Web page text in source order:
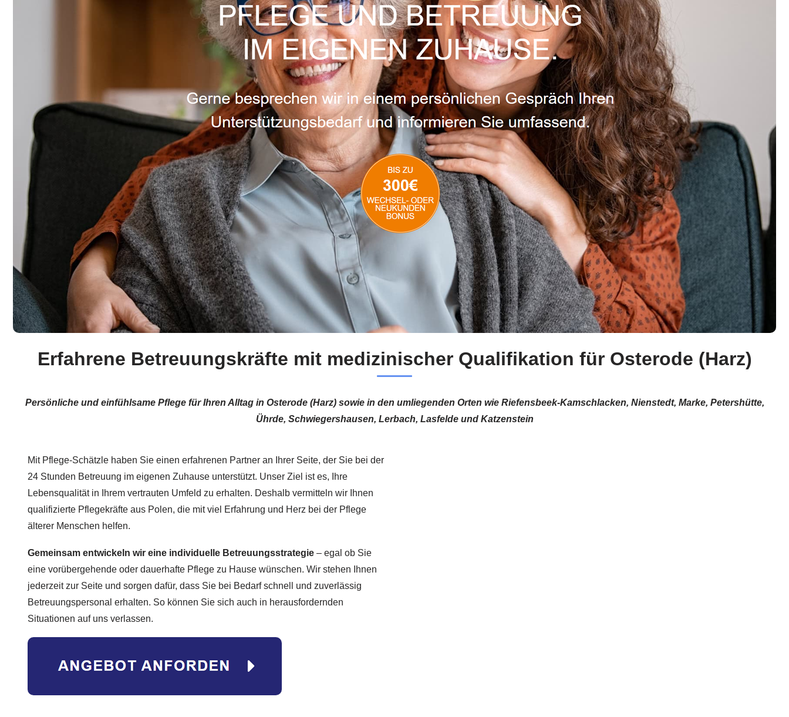
Erfahrene Betreuungskräfte mit medizinischer Qualifikation für Osterode (Harz)
Persönliche und einfühlsame Pflege für Ihren Alltag in Osterode (Harz) sowie in den umliegenden Orten wie Riefensbeek-Kamschlacken, Nienstedt, Marke, Petershütte,
Ührde, Schwiegershausen, Lerbach, Lasfelde und Katzenstein
Mit Pflege-Schätzle haben Sie einen erfahrenen Partner an Ihrer Seite, der Sie bei der
24 Stunden Betreuung im eigenen Zuhause unterstützt. Unser Ziel ist es, Ihre
Lebensqualität in Ihrem vertrauten Umfeld zu erhalten. Deshalb vermitteln wir Ihnen
qualifizierte Pflegekräfte aus Polen, die mit viel Erfahrung und Herz bei der Pflege
älterer Menschen helfen.
Gemeinsam entwickeln wir eine individuelle Betreuungsstrategie – egal ob Sie
eine vorübergehende oder dauerhafte Pflege zu Hause wünschen. Wir stehen Ihnen
jederzeit zur Seite und sorgen dafür, dass Sie bei Bedarf schnell und zuverlässig
Betreuungspersonal erhalten. So können Sie sich auch in herausfordernden
Situationen auf uns verlassen.